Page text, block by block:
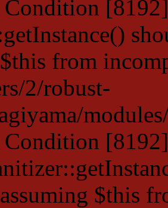
from
2/robust-
$this